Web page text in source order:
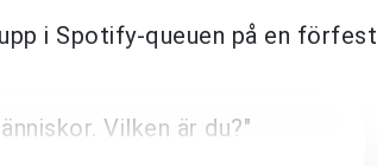
i Spotify-queuen på en förfest
Vilken är du?"